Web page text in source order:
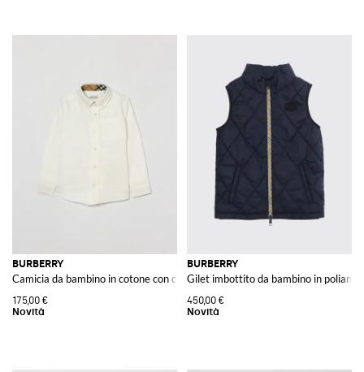
BURBERRY
Camicia da bambino in cotone con collo button-down e logo EKD
175,00 €
BURBERRY
Gilet imbottito da bambino in
450,00 €